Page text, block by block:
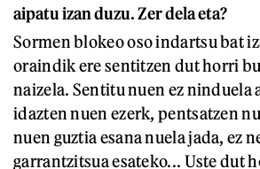
aipatu izan duzu. Zer dela eta?
Sormen blokeo oso indartsu bat
oraindik ere sentitzen dut horri
naizela. Sentitu nuen ez ninduela
idazten nuen ezerk, pentsatzen
nuen guztia esana nuela jada, ez
garrantzitsua esateko... Uste dut